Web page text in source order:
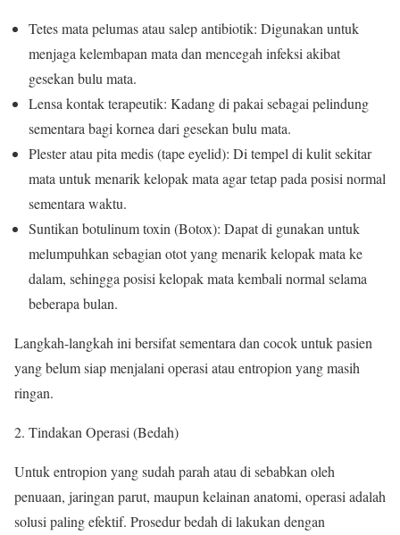
Tetes mata pelumas atau salep antibiotik: Digunakan untuk
menjaga kelembapan mata dan mencegah infeksi akibat
gesekan bulu mata.
Lensa kontak terapeutik: Kadang di pakai sebagai pelindung
sementara bagi kornea dari gesekan bulu mata.
Plester atau pita medis (tape eyelid): Di tempel di kulit sekitar
mata untuk menarik kelopak mata agar tetap pada posisi normal
sementara waktu.
Suntikan botulinum toxin (Botox): Dapat di gunakan untuk
melumpuhkan sebagian otot yang menarik kelopak mata ke
dalam, sehingga posisi kelopak mata kembali normal selama
beberapa bulan.
Langkah-langkah ini bersifat sementara dan cocok untuk pasien
yang belum siap menjalani operasi atau entropion yang masih
ringan.
Tindakan Operasi (Bedah)
Untuk entropion yang sudah parah atau di sebabkan oleh
penuaan, jaringan parut, maupun kelainan anatomi, operasi adalah
solusi paling efektif. Prosedur bedah di lakukan dengan